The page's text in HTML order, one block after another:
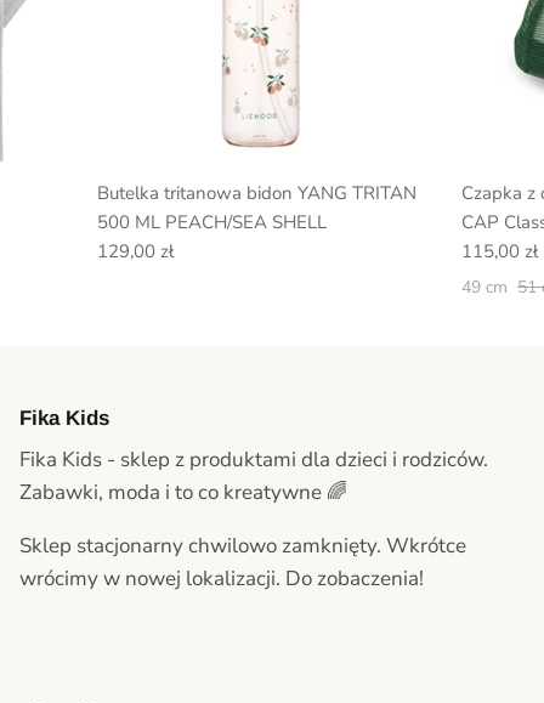
Butelka tritanowa bidon YANG TRITAN
500 ML PEACH/SEA SHELL
129,00 zł
Czapka z
CAP
115,00 zł
49 cm 51
Fika Kids
Fika Kids - sklep z produktami dla dzieci i rodziców.
Zabawki, moda i to co kreatywne 🌈
Sklep stacjonarny chwilowo zamknięty. Wkrótce
wrócimy w nowej lokalizacji. Do zobaczenia!